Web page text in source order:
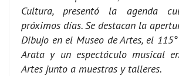
Cultura, presentó la agenda
próximos días. Se destacan la
Dibujo en el Museo de Artes, el
Arata y un espectáculo musical
Artes junto a muestras y talleres.